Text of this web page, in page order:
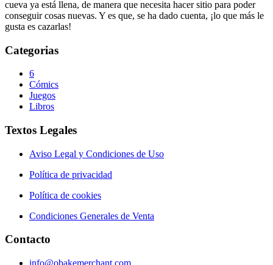
cueva ya está llena, de manera que necesita hacer sitio para poder
conseguir cosas nuevas. Y es que, se ha dado cuenta, ¡lo que más le
gusta es cazarlas!
Categorias
6
Cómics
Juegos
Libros
Textos Legales
Aviso Legal y Condiciones de Uso
Política de privacidad
Política de cookies
Condiciones Generales de Venta
Contacto